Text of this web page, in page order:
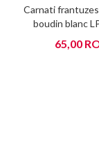
Carnati
boudin blanc
65,00